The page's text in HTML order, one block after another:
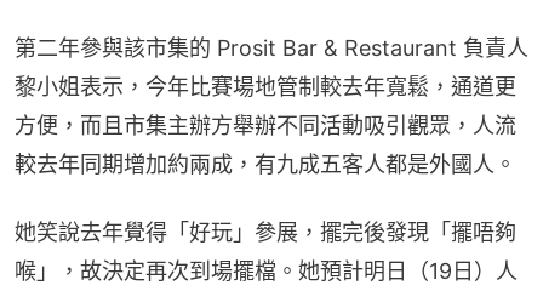
第二年參與該市集的 Prosit Bar & Restaurant 負責人
黎小姐表示，今年比賽場地管制較去年寬鬆，通道更
方便，而且市集主辦方舉辦不同活動吸引觀眾，人流
較去年同期增加約兩成，有九成五客人都是外國人。
她笑說去年覺得「好玩」參展，擺完後發現「擺唔夠
喉」，故決定再次到場擺檔。她預計明日（19日）人